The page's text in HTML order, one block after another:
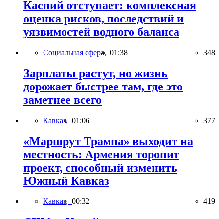
Каспий отступает: комплексная
оценка рисков, последствий и
уязвимостей водного баланса
Социальная сфера, 01:38 348
Зарплаты растут, но жизнь
дорожает быстрее там, где это
заметнее всего
Кавказ, 01:06 377
«Маршрут Трампа» выходит на
местность: Армения торопит
проект, способный изменить
Южный Кавказ
Кавказ, 00:32 419